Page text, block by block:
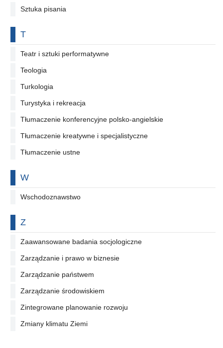
Sztuka pisania
Na literę
T
Teatr i sztuki performatywne
Teologia
Turkologia
Turystyka i rekreacja
Tłumaczenie konferencyjne polsko-angielskie
Tłumaczenie kreatywne i specjalistyczne
Tłumaczenie ustne
Na literę
W
Wschodoznawstwo
Na literę
Z
Zaawansowane badania socjologiczne
Zarządzanie i prawo w biznesie
Zarządzanie państwem
Zarządzanie środowiskiem
Zintegrowane planowanie rozwoju
Zmiany klimatu Ziemi